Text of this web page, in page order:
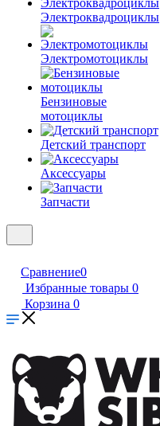
Электроквадроциклы
Электромотоциклы
Бензиновые
мотоциклы
Детский транспорт
Аксессуары
Запчасти
Сравнение0
Избранные товары 0
Корзина 0